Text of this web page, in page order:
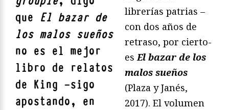
que El bazar de
los malos sueños
no es el mejor
libro de relatos
de King —sigo
apostando, en
librerías patrias –
con dos años de
retraso, por cierto-
esEl bazar de los
malos sueños
(Plaza y Janés,
2017). El volumen